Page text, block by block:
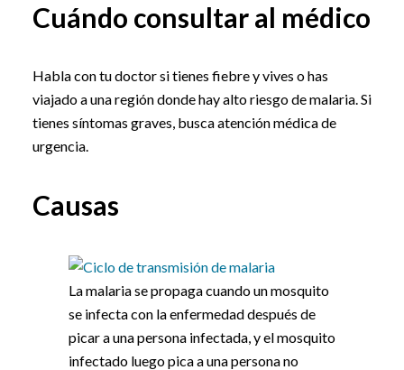
Cuándo consultar al médico
Habla con tu doctor si tienes fiebre y vives o has
viajado a una región donde hay alto riesgo de malaria. Si
tienes síntomas graves, busca atención médica de
urgencia.
Causas
La malaria se propaga cuando un mosquito
se infecta con la enfermedad después de
picar a una persona infectada, y el mosquito
infectado luego pica a una persona no